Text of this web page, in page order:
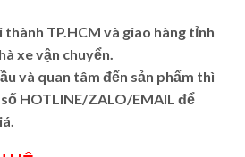
TP.HCM và giao hàng tỉnh
xe vận chuyển.
và quan tâm đến sản phẩm thì
HOTLINE/ZALO/EMAIL để